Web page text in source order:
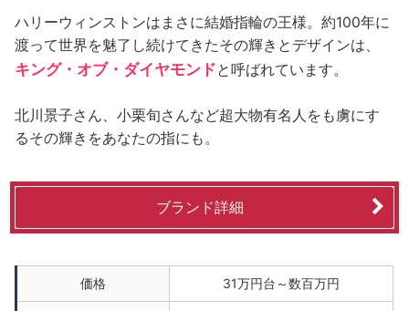
ハリーウィンストンはまさに結婚指輪の王様。約100年に
渡って世界を魅了し続けてきたその輝きとデザインは、
キング・オブ・ダイヤモンドと呼ばれています。
北川景子さん、小栗旬さんなど超大物有名人をも虜にす
るその輝きをあなたの指にも。
ブランド詳細
価格 31万円台～数百万円